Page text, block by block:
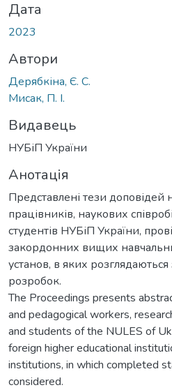
Дата
2023
Автори
Дерябкіна, Є. С.
Мисак, П. І.
Видавець
НУБіП України
Анотація
Представлені тези доповідей
працівників, наукових
студентів НУБіП України,
закордонних вищих
установ, в яких
розробок.
The Proceedings presents
and pedagogical workers,
and students of the NULES of
foreign higher educational
institutions, in which completed
considered.